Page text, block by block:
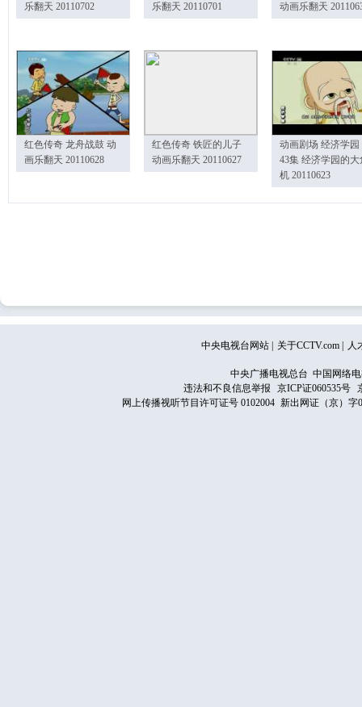
乐翻天 20110702
乐翻天 20110701
动画乐翻天
红色传奇 龙舟战鼓 动
画乐翻天 20110628
红色传奇 铁匠的儿子
动画乐翻天 20110627
动画剧场 经济学园
43集 经济学园的大
机 20110623
中央电视台网站 关于CCTV.com 人
中央广播电视总台 中国网络
违法和不良信息举报
京ICP证060535号
网上传播视听节目许可证号 0102004 新出网证（京）